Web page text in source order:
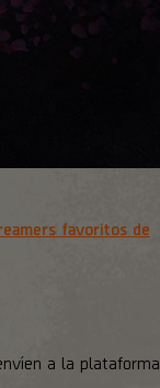
favoritos de
a la plataforma